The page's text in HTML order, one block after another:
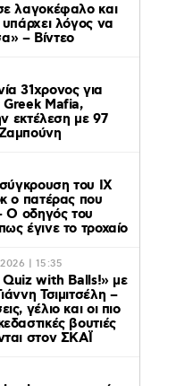
λαγοκέφαλο και
λόγος να
– Βίντεο
31χρονος για
Greek Mafia,
εκτέλεση με 97
του ΙΧ
ο πατέρας που
Ο οδηγός του
έγινε το τροχαίο
| 15:35
Quiz with Balls!» με
Τσιμιτσέλη –
γέλιο και οι πιο
βουτιές
στον ΣΚΑΪ